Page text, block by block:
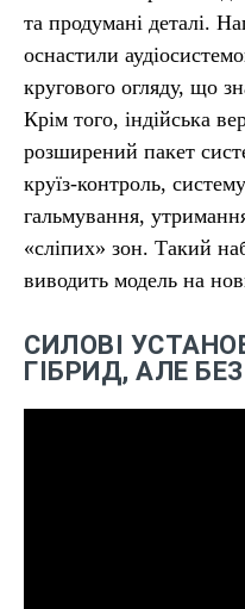
та продумані деталі.
оснастили
кругового огляду, що
Крім того, індійська
розширений пакет
круїз-контроль,
гальмування,
«сліпих» зон. Такий
виводить модель на
СИЛОВІ
ГІБРИД, АЛЕ